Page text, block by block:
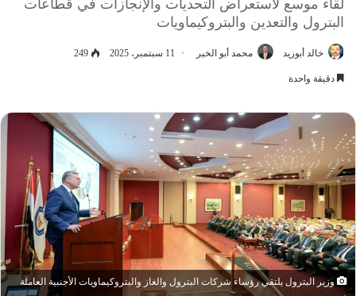
لقاء موسع لاستعراض التحديات والإنجازات في قطاعات
البترول والتعدين والبتروكيماويات
خالد أبوزيد محمد أبو الخير 11 سبتمبر، 2025 249
دقيقة واحدة
وزير البترول يلتقي رؤساء شركات البترول والغاز والبتروكيماويات الأجنبية العاملة